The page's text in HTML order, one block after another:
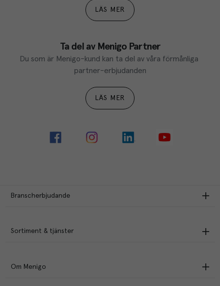
LÄS MER
Ta del av Menigo Partner
Du som är Menigo-kund kan ta del av våra förmånliga
partner-erbjudanden
LÄS MER
Branscherbjudande
Sortiment & tjänster
Om Menigo